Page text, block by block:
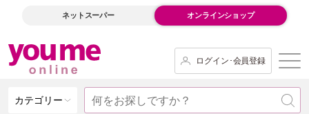
ネットスーパー オンラインショップ
ログイン･会員登録
カテゴリー